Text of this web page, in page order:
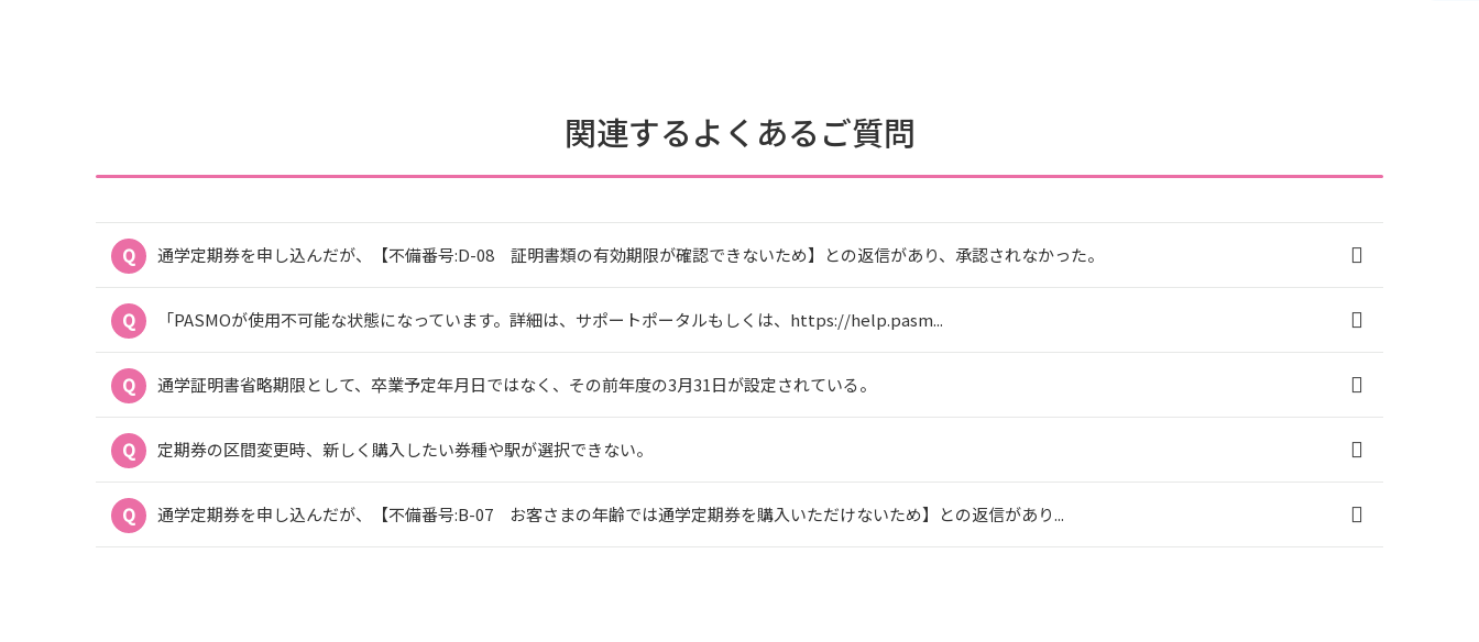
関連するよくあるご質問
通学定期券を申し込んだが、【不備番号:D-08 証明書類の有効期限が確認できないため】との返信があり、承認されなかった。
「PASMOが使用不可能な状態になっています。詳細は、サポートポータルもしくは、https://help.pasm...
通学証明書省略期限として、卒業予定年月日ではなく、その前年度の3月31日が設定されている。
定期券の区間変更時、新しく購入したい券種や駅が選択できない。
通学定期券を申し込んだが、【不備番号:B-07 お客さまの年齢では通学定期券を購入いただけないため】との返信があり...